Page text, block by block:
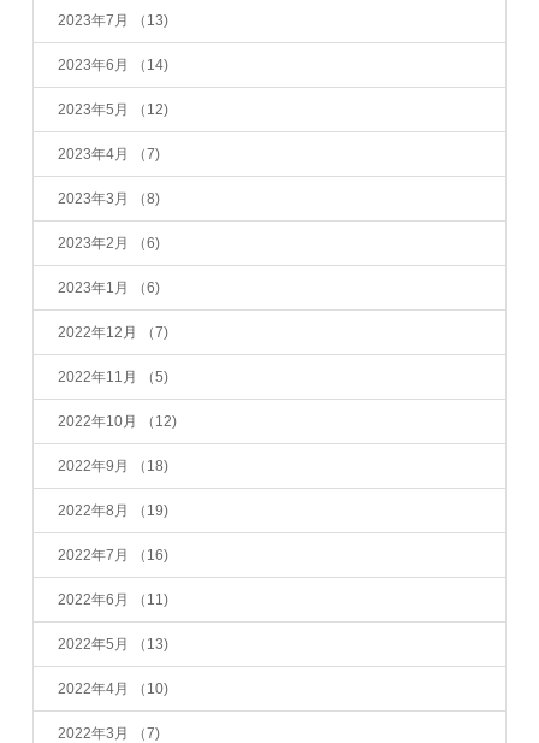
2023年7月 （13)
2023年6月 （14)
2023年5月 （12)
2023年4月 （7)
2023年3月 （8)
2023年2月 （6)
2023年1月 （6)
2022年12月 （7)
2022年11月 （5)
2022年10月 （12)
2022年9月 （18)
2022年8月 （19)
2022年7月 （16)
2022年6月 （11)
2022年5月 （13)
2022年4月 （10)
2022年3月 （7)